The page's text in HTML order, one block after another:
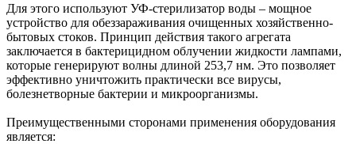
Для этого используют УФ-стерилизатор воды – мощное
устройство для обеззараживания очищенных хозяйственно-
бытовых стоков. Принцип действия такого агрегата
заключается в бактерицидном облучении жидкости лампами,
которые генерируют волны длиной 253,7 нм. Это позволяет
эффективно уничтожить практически все вирусы,
болезнетворные бактерии и микроорганизмы.
Преимущественными сторонами применения оборудования
является: